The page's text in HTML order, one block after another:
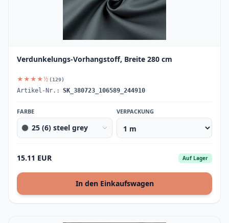
Verdunkelungs-Vorhangstoff, Breite 280 cm
★★★★½ (129)
Artikel-Nr.: SK_380723_106589_244910
FARBE
25 (6) steel grey
VERPACKUNG
15.11 EUR Auf Lager
In den Einkaufswagen